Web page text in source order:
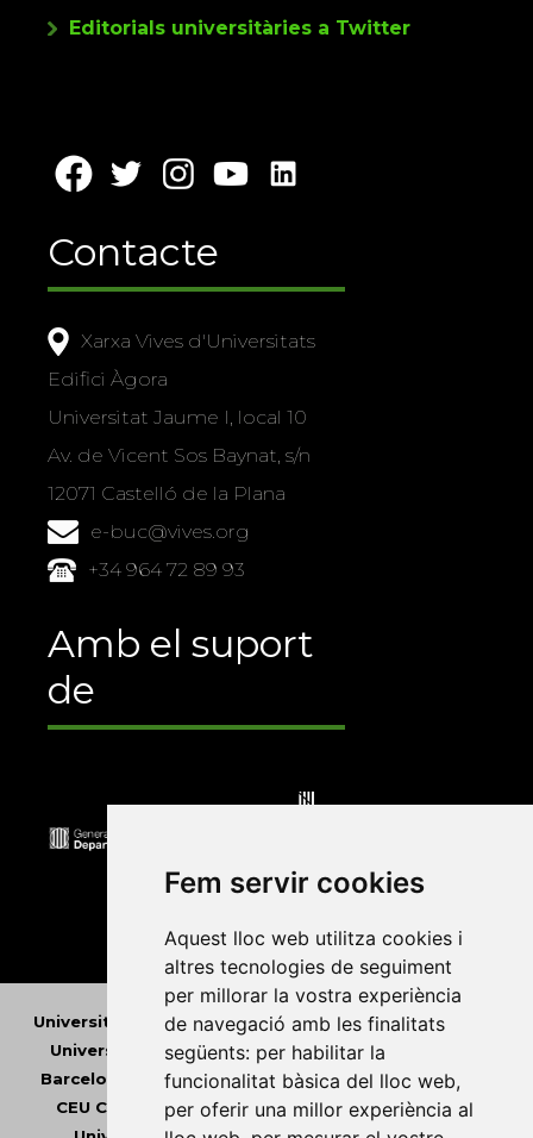
Fem servir cookies
Aquest lloc web utilitza cookies i
altres tecnologies de seguiment
per millorar la vostra experiència
de navegació amb les finalitats
següents: per habilitar la
funcionalitat bàsica del lloc web,
per oferir una millor experiència al
Editorials universitàries a Twitter
Contacte
Xarxa Vives d'Universitats
Edifici Àgora
Universitat Jaume I, local 10
Av. de Vicent Sos Baynat, s/n
12071 Castelló de la Plana
e-buc@vives.org
+34 964 72 89 93
Amb el suport
de
Universitat Abat Oliba CEU•Universitat d'Alacant
Universitat d'Andorra•Universitat Autònoma de
Barcelona
Universitat de Barcelona•Universitat
CEU Cardenal Herrera•Universitat de Girona •